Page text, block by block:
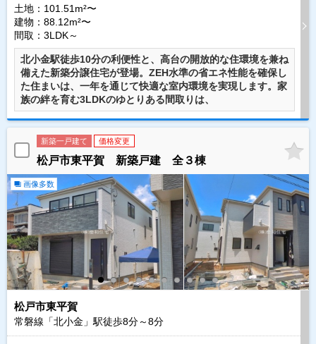
土地：101.51m²〜
建物：88.12m²〜
間取：3LDK～
北小金駅徒歩10分の利便性と、高台の開放的な住環境を兼ね
備えた新築分譲住宅が登場。ZEH水準の省エネ性能を確保し
た住まいは、一年を通じて快適な室内環境を実現します。家
族の絆を育む3LDKのゆとりある間取りは、
新築一戸建て 価格変更
松戸市東平賀 新築戸建 全３棟
画像多数
松戸市東平賀
常磐線「北小金」駅徒歩8分～8分